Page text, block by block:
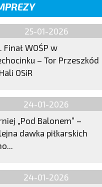
25-01-2026
Finał WOŚP w
– Tor Przeszkód
OSiR
24-01-2026
„Pod Balonem” –
dawka piłkarskich
24-01-2026